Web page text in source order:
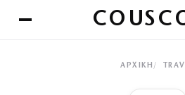
ΑΡΧΙΚΉ